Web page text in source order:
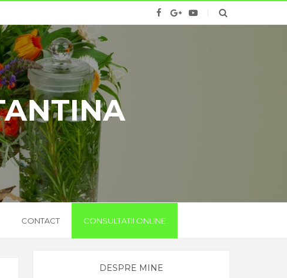
CONTACT CONSULTATII ONLINE
DESPRE MINE